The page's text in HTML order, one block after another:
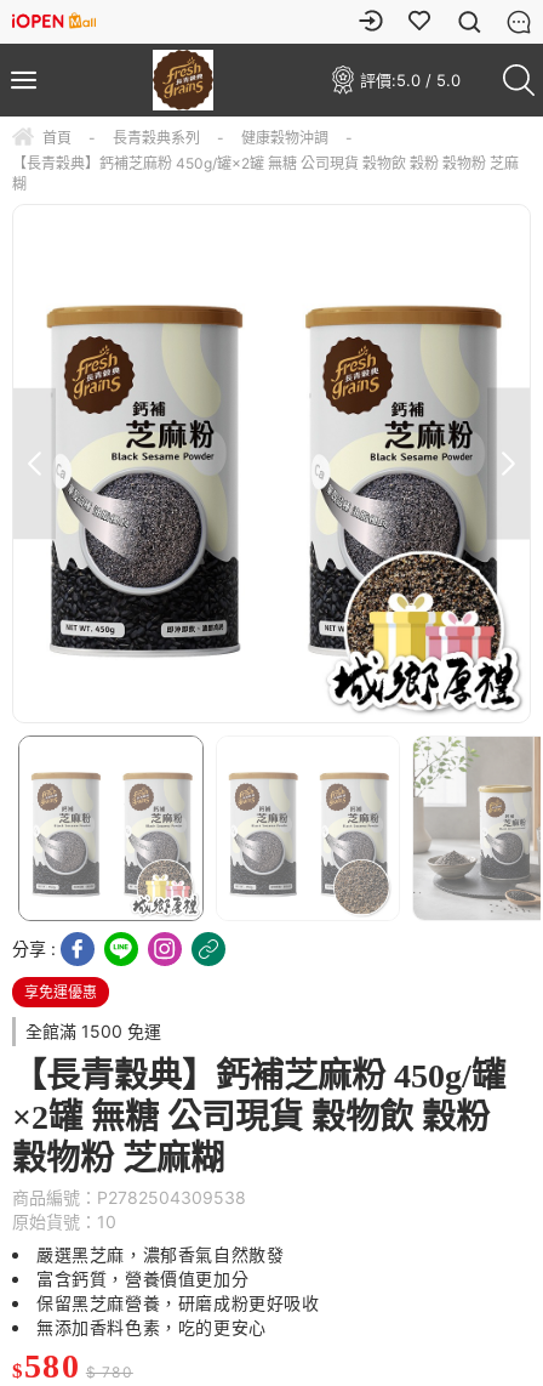
評價:5.0 / 5.0
首頁 - 長青穀典系列 - 健康穀物沖調
-
【長青穀典】鈣補芝麻粉 450g/罐×2罐 無糖 公司現貨 穀物飲 穀粉 穀物粉 芝麻
糊
分享 :
享免運優惠
全館滿 1500 免運
【長青穀典】鈣補芝麻粉 450g/罐
×2罐 無糖 公司現貨 穀物飲 穀粉
穀物粉 芝麻糊
商品編號：P2782504309538
原始貨號：10
嚴選黑芝麻，濃郁香氣自然散發
富含鈣質，營養價值更加分
保留黑芝麻營養，研磨成粉更好吸收
無添加香料色素，吃的更安心
$580 $ 780